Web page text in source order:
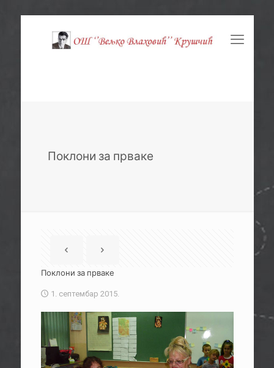
Поклони за прваке
Поклони за прваке
1. септембар 2015.